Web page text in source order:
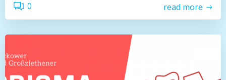
0 read more